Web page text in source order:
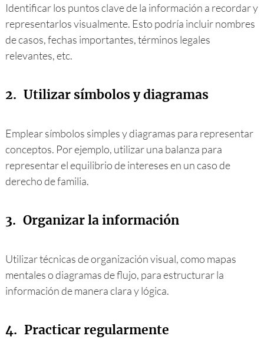
Identificar los puntos clave de la información a recordar y
representarlos visualmente. Esto podría incluir nombres
de casos, fechas importantes, términos legales
relevantes, etc.
2. Utilizar símbolos y diagramas
Emplear símbolos simples y diagramas para representar
conceptos. Por ejemplo, utilizar una balanza para
representar el equilibrio de intereses en un caso de
derecho de familia.
3. Organizar la información
Utilizar técnicas de organización visual, como mapas
mentales o diagramas de flujo, para estructurar la
información de manera clara y lógica.
4. Practicar regularmente